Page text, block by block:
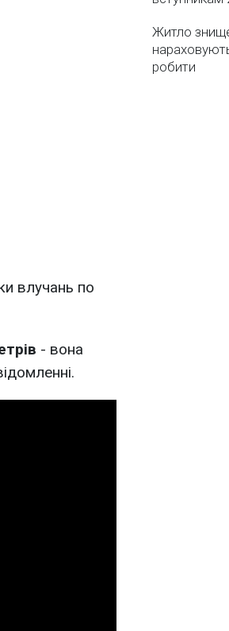
влучань по
- вона
Житло
робити